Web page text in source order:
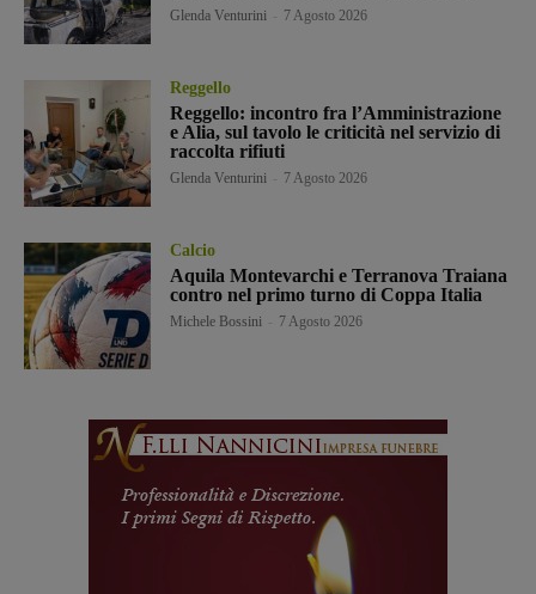
Glenda Venturini 7 Agosto 2026
Reggello
Reggello: incontro fra l’Amministrazione
e Alia, sul tavolo le criticità nel servizio di
raccolta rifiuti
Glenda Venturini 7 Agosto 2026
Calcio
Aquila Montevarchi e Terranova Traiana
contro nel primo turno di Coppa Italia
Michele Bossini 7 Agosto 2026